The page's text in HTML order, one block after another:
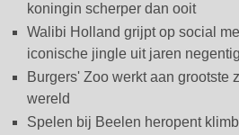
koningin scherper dan ooit
Walibi Holland grijpt op social
iconische jingle uit jaren
Burgers' Zoo werkt aan grootste
wereld
Spelen bij Beelen heropent